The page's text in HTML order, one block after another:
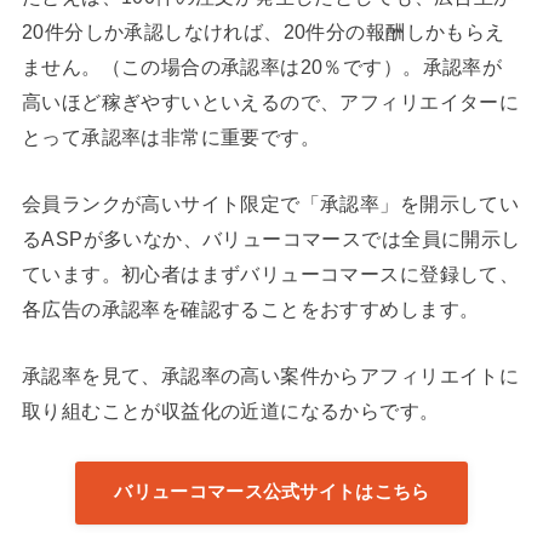
20件分しか承認しなければ、20件分の報酬しかもらえ
ません。（この場合の承認率は20％です）。承認率が
高いほど稼ぎやすいといえるので、アフィリエイターに
とって承認率は非常に重要です。
会員ランクが高いサイト限定で「承認率」を開示してい
るASPが多いなか、バリューコマースでは全員に開示し
ています。初心者はまずバリューコマースに登録して、
各広告の承認率を確認することをおすすめします。
承認率を見て、承認率の高い案件からアフィリエイトに
取り組むことが収益化の近道になるからです。
バリューコマース公式サイトはこちら